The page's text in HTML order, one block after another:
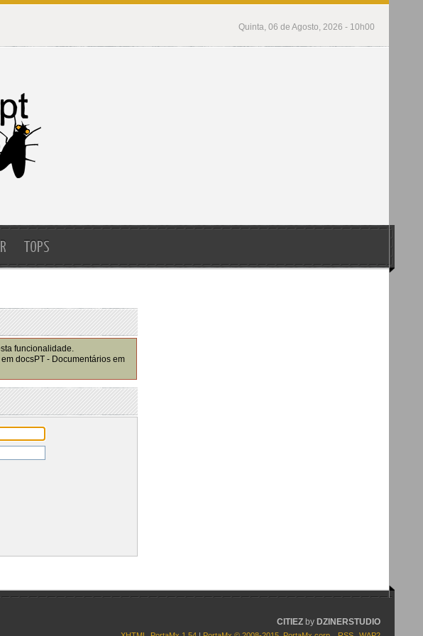
Quinta, 06 de Agosto, 2026 - 10h00
TOPS
funcionalidade.
em docsPT - Documentários em
CITIEZby DZINERSTUDIO